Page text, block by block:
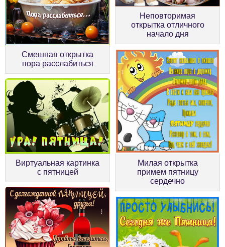
Смешная открытка
пора расслабиться
Неповторимая
открытка отличного
начало дня
Виртуальная картинка
с пятницей
Милая открытка
примем пятницу
сердечно